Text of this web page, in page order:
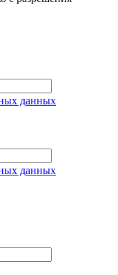
данных
данных